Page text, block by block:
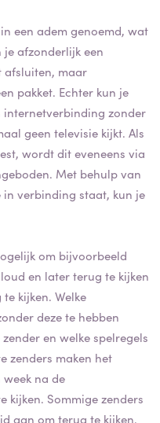
een adem genoemd, wat
afzonderlijk een
afsluiten, maar
pakket. Echter kun je
internetverbinding zonder
geen televisie kijkt. Als
wordt dit eveneens via
Met behulp van
in verbinding staat, kun je
om bijvoorbeeld
en later terug te kijken
kijken. Welke
deze te hebben
en welke spelregels
zenders maken het
na de
kijken. Sommige zenders
aan om terug te kijken.